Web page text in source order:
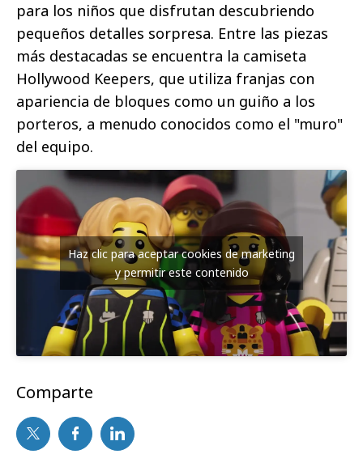
para los niños que disfrutan descubriendo
pequeños detalles sorpresa. Entre las piezas
más destacadas se encuentra la camiseta
Hollywood Keepers, que utiliza franjas con
apariencia de bloques como un guiño a los
porteros, a menudo conocidos como el "muro"
del equipo.
Haz clic para aceptar cookies de marketing
y permitir este contenido
Comparte